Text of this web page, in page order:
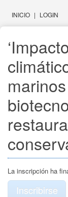
INICIO | LOGIN
La inscripción ha
Inscribirse